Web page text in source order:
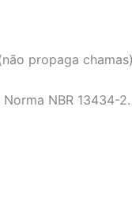
propaga
NBR 13434-